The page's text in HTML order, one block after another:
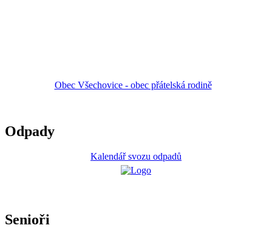
Obec Všechovice - obec přátelská rodině
Odpady
Kalendář svozu odpadů
Senioři